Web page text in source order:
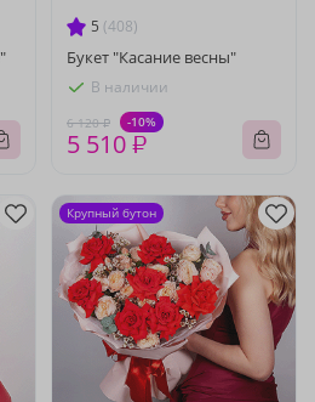
5 (408)
Букет "Касание весны"
В наличии
6 120 ₽ -10%
5 510 ₽
Крупный бутон